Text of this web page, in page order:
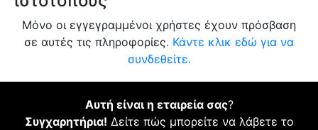
Μόνο οι εγγεγραμμένοι χρήστες έχουν πρόσβαση
σε αυτές τις πληροφορίες. Κάντε κλικ εδώ για να
συνδεθείτε.
Αυτή είναι η εταιρεία σας?
Συγχαρητήρια! Δείτε πώς μπορείτε να λάβετε το